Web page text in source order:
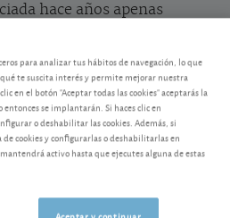
hace años apenas
vivienda usada han subido un
más de un 20%. Las ventas
nueve primeros meses de
en el tercer trimestre del
a notarse el fuerte
hipotecas.
para analizar tus hábitos de navegación, lo que
te suscita interés y permite mejorar nuestra
en el botón "Aceptar todas las cookies" aceptarás la
se implantarán. Si haces clic en
o deshabilitar las cookies. Además, si
cookies y configurarlas o deshabilitarlas en
activo hasta que ejecutes alguna de estas